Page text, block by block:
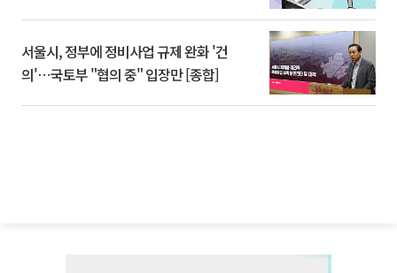
서울시, 정부에 정비사업 규제 완화 '건
의'⋯국토부 "협의 중" 입장만 [종합]